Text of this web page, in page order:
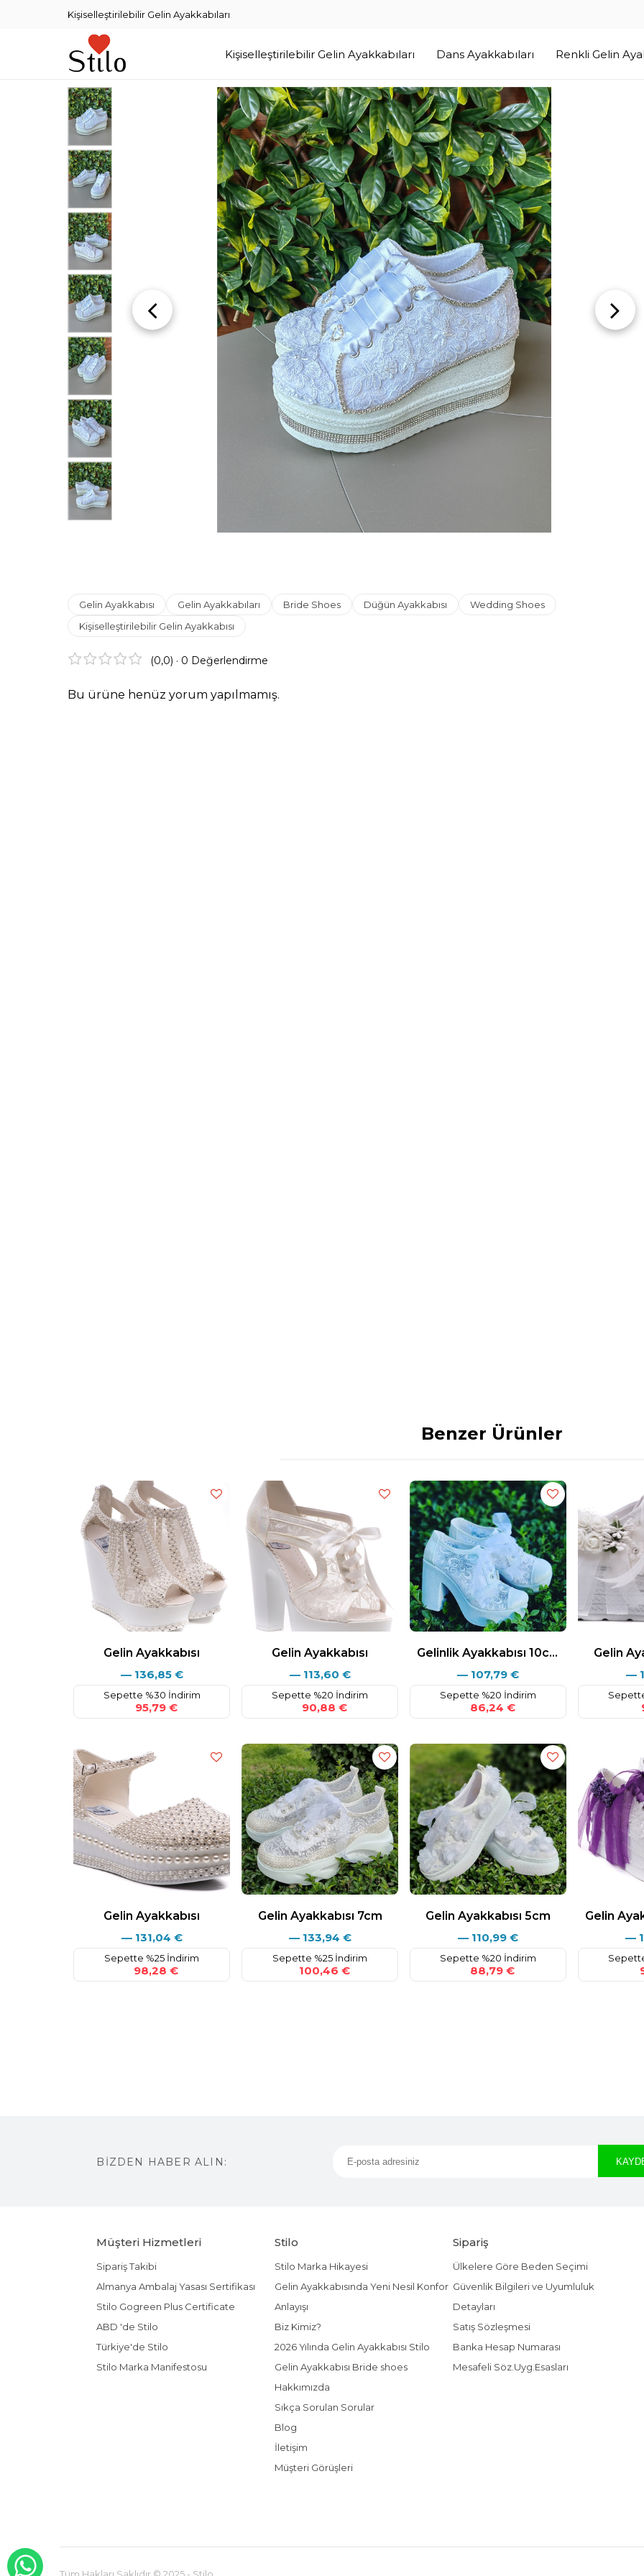
Kişiselleştirilebilir Gelin Ayakkabıları
Kişiselleştirilebilir Gelin Ayakkabıları Dans Ayakkabıları Renkli Gelin
Gelin Ayakkabısı Gelin Ayakkabıları Bride Shoes Düğün Ayakkabısı
Wedding Shoes
Kişiselleştirilebilir Gelin Ayakkabısı
(0,0) · 0 Değerlendirme
Bu ürüne henüz yorum yapılmamış.
Benzer Ürünler
Gelin Ayakkabısı
— 136,85 €
Sepette %30 İndirim
95,79 €
Gelin Ayakkabısı
— 113,60 €
Sepette %20 İndirim
90,88 €
Gelinlik Ayakkabısı 10cm
— 107,79 €
Sepette %20 İndirim
86,24 €
Gelin
—
Gelin Ayakkabısı
— 131,04 €
Sepette %25 İndirim
98,28 €
Gelin Ayakkabısı 7cm
— 133,94 €
Sepette %25 İndirim
100,46 €
Gelin Ayakkabısı 5cm
— 110,99 €
Sepette %20 İndirim
88,79 €
—
BİZDEN HABER ALIN:
Müşteri Hizmetleri
Sipariş Takibi
Almanya Ambalaj Yasası Sertifikası
Stilo Gogreen Plus Certificate
ABD 'de Stilo
Türkiye'de Stilo
Stilo Marka Manifestosu
Stilo
Stilo Marka Hikayesi
Gelin Ayakkabısında Yeni Nesil Konfor
Anlayışı
Biz Kimiz?
2026 Yılında Gelin Ayakkabısı Stilo
Gelin Ayakkabısı Bride shoes
Hakkımızda
Sıkça Sorulan Sorular
Blog
İletişim
Müşteri Görüşleri
Sipariş
Ülkelere Göre Beden Seçimi
Güvenlik Bilgileri ve Uyumluluk
Detayları
Satış Sözleşmesi
Banka Hesap Numarası
Mesafeli Söz.Uyg.Esasları
Kişiselleştirilebilir Gelin Ayakkabıları
Instagram
Facebook